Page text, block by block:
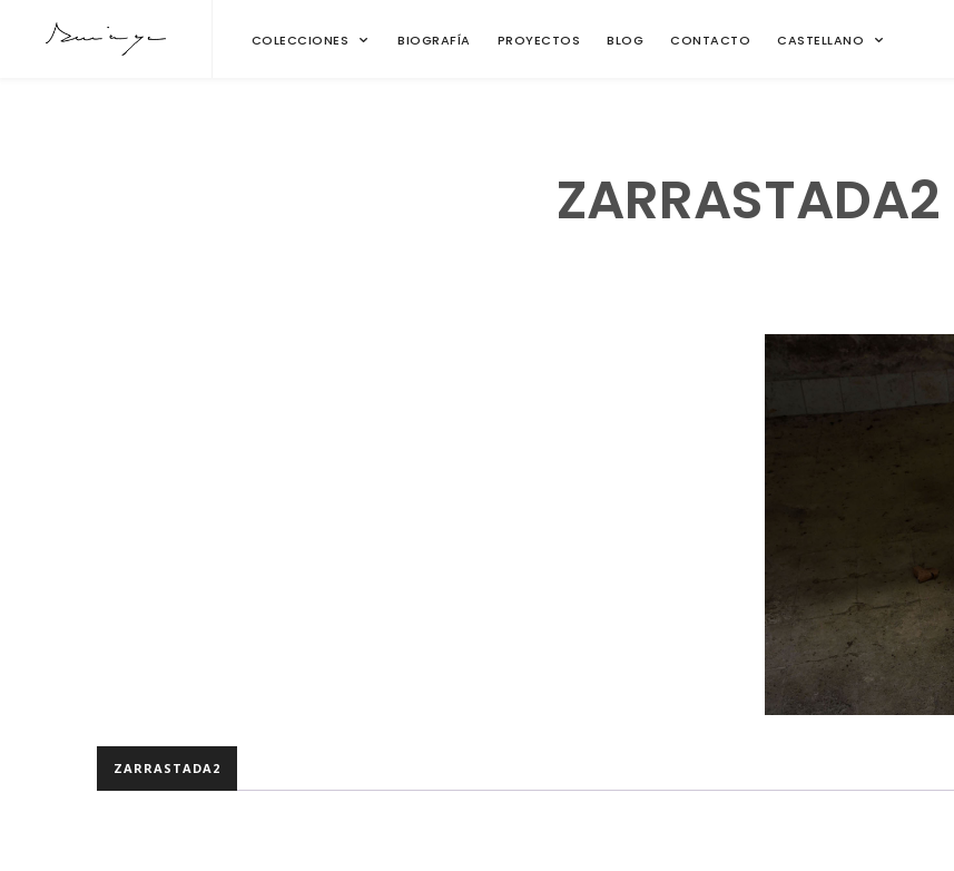
COLECCIONES BIOGRAFÍA PROYECTOS BLOG CONTACTO CASTELLANO
ZARRASTADA2
ZARRASTADA2